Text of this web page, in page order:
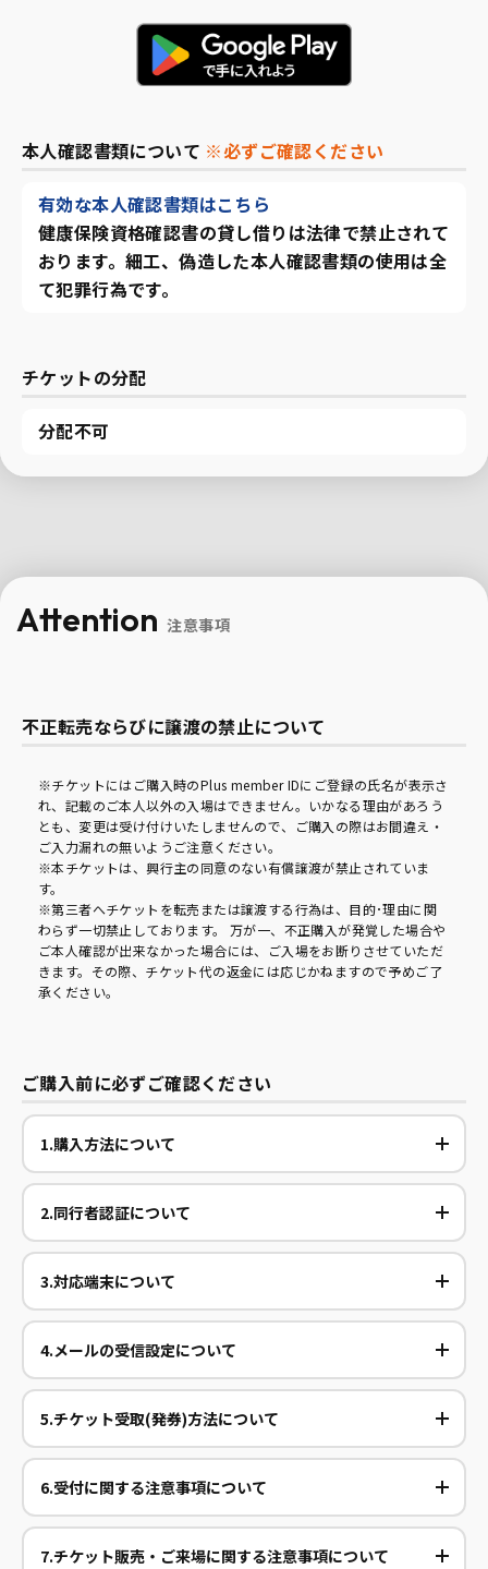
本人確認書類について ※必ずご確認ください
有効な本人確認書類はこちら
健康保険資格確認書の貸し借りは法律で禁止されて
おります。細工、偽造した本人確認書類の使用は全
て犯罪行為です。
チケットの分配
分配不可
Attention 注意事項
不正転売ならびに譲渡の禁止について
※チケットにはご購入時のPlus member IDにご登録の氏名が表示さ
れ、記載のご本人以外の入場はできません。いかなる理由があろう
とも、変更は受け付けいたしませんので、ご購入の際はお間違え・
ご入力漏れの無いようご注意ください。
※本チケットは、興行主の同意のない有償譲渡が禁止されていま
す。
※第三者へチケットを転売または譲渡する行為は、目的･理由に関
わらず一切禁止しております。 万が一、不正購入が発覚した場合や
ご本人確認が出来なかった場合には、ご入場をお断りさせていただ
きます。その際、チケット代の返金には応じかねますので予めご了
承ください。
ご購入前に必ずご確認ください
1.購入方法について
2.同行者認証について
3.対応端末について
4.メールの受信設定について
5.チケット受取(発券)方法について
6.受付に関する注意事項について
7.チケット販売・ご来場に関する注意事項について